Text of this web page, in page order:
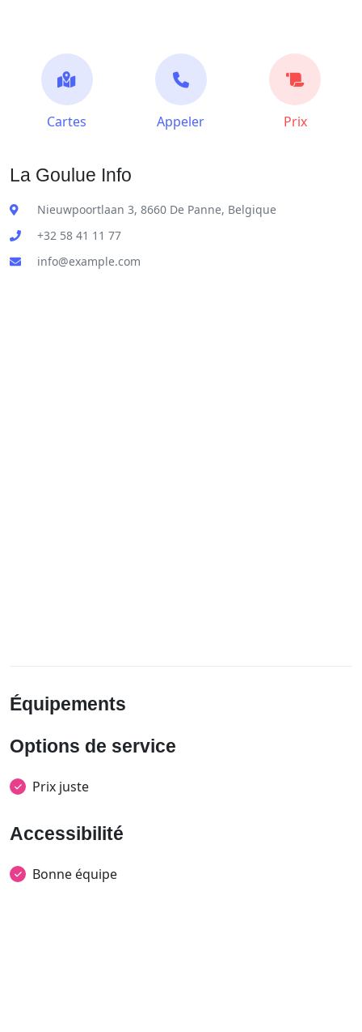
Cartes Appeler Prix
La Goulue Info
Nieuwpoortlaan 3, 8660 De Panne, Belgique
+32 58 41 11 77
info@example.com
Équipements
Options de service
Prix juste
Accessibilité
Bonne équipe